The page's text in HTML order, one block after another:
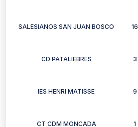
SALESIANOS SAN JUAN BOSCO 16
CD PATALIEBRES 3
IES HENRI MATISSE 9
CT CDM MONCADA 1